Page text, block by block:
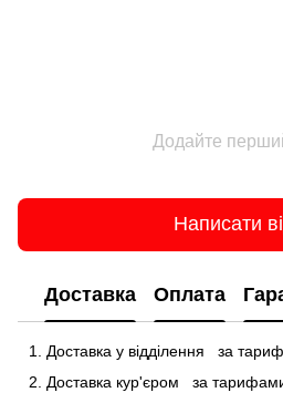
Додайте
Написати
Доставка Оплата
Доставка у відділення
за
Доставка кур'єром
за